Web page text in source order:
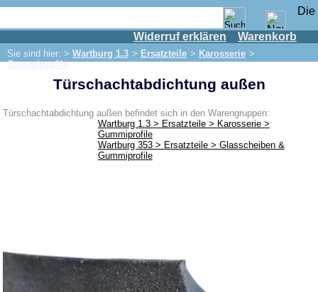
Widerruf erklären Warenkorb
Sie sind hier: > Wartburg 1.3 > Ersatzteile > Karosserie >
GummiprofileIFA Motor
IFA-Fahrzeuge
Trabant 1.1
Wartburg 353
Elektrik
Beleuchtung
Türschachtabdichtung außen
Türschachtabdichtung außen befindet sich in den Warengruppen:
Wartburg 1.3 > Ersatzteile > Karosserie >
Gummiprofile
Wartburg 353 > Ersatzteile > Glasscheiben &
Gummiprofile